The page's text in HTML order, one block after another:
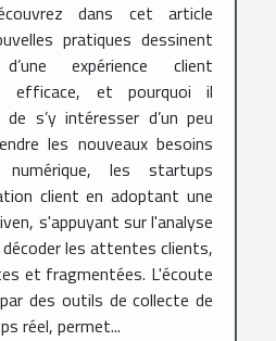
dans cet article
pratiques dessinent
expérience client
efficace, et pourquoi il
s’y intéresser d’un peu
les nouveaux besoins
les startups
client en adoptant une
s'appuyant sur l'analyse
les attentes clients,
et fragmentées. L'écoute
des outils de collecte de
réel, permet...